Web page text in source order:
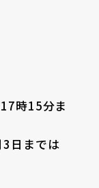
時15分ま
3日までは